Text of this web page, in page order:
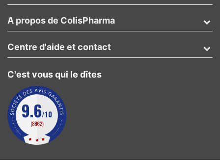
A propos de ColisPharma
C'est vous qui le dîtes
Centre d'aide et contact